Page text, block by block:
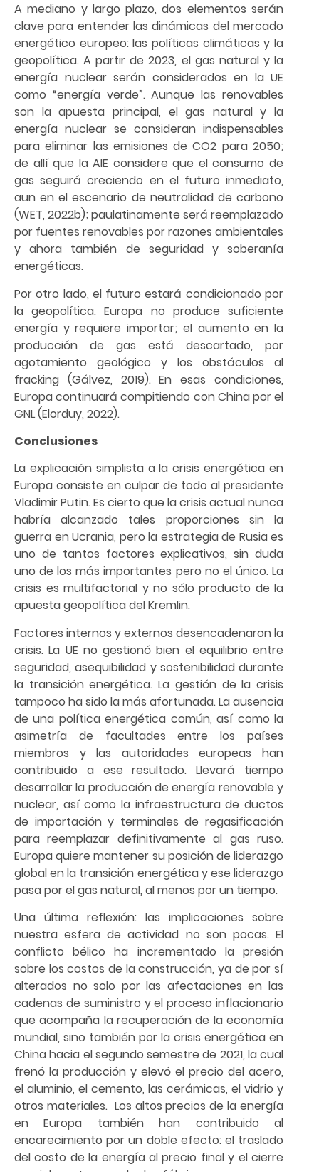
A mediano y largo plazo, dos elementos serán
clave para entender las dinámicas del mercado
energético europeo: las políticas climáticas y la
geopolítica. A partir de 2023, el gas natural y la
energía nuclear serán considerados en la UE
como “energía verde”. Aunque las renovables
son la apuesta principal, el gas natural y la
energía nuclear se consideran indispensables
para eliminar las emisiones de CO2 para 2050;
de allí que la AIE considere que el consumo de
gas seguirá creciendo en el futuro inmediato,
aun en el escenario de neutralidad de carbono
(WET, 2022b); paulatinamente será reemplazado
por fuentes renovables por razones ambientales
y ahora también de seguridad y soberanía
energéticas.
Por otro lado, el futuro estará condicionado por
la geopolítica. Europa no produce suficiente
energía y requiere importar; el aumento en la
producción de gas está descartado, por
agotamiento geológico y los obstáculos al
fracking (Gálvez, 2019). En esas condiciones,
Europa continuará compitiendo con China por el
GNL (Elorduy, 2022).
Conclusiones
La explicación simplista a la crisis energética en
Europa consiste en culpar de todo al presidente
Vladimir Putin. Es cierto que la crisis actual nunca
habría alcanzado tales proporciones sin la
guerra en Ucrania, pero la estrategia de Rusia es
uno de tantos factores explicativos, sin duda
uno de los más importantes pero no el único. La
crisis es multifactorial y no sólo producto de la
apuesta geopolítica del Kremlin.
Factores internos y externos desencadenaron la
crisis. La UE no gestionó bien el equilibrio entre
seguridad, asequibilidad y sostenibilidad durante
la transición energética. La gestión de la crisis
tampoco ha sido la más afortunada. La ausencia
de una política energética común, así como la
asimetría de facultades entre los países
miembros y las autoridades europeas han
contribuido a ese resultado. Llevará tiempo
desarrollar la producción de energía renovable y
nuclear, así como la infraestructura de ductos
de importación y terminales de regasificación
para reemplazar definitivamente al gas ruso.
Europa quiere mantener su posición de liderazgo
global en la transición energética y ese liderazgo
pasa por el gas natural, al menos por un tiempo.
Una última reflexión: las implicaciones sobre
nuestra esfera de actividad no son pocas. El
conflicto bélico ha incrementado la presión
sobre los costos de la construcción, ya de por sí
alterados no solo por las afectaciones en las
cadenas de suministro y el proceso inflacionario
que acompaña la recuperación de la economía
mundial, sino también por la crisis energética en
China hacia el segundo semestre de 2021, la cual
frenó la producción y elevó el precio del acero,
el aluminio, el cemento, las cerámicas, el vidrio y
otros materiales. Los altos precios de la energía
en Europa también han contribuido al
encarecimiento por un doble efecto: el traslado
del costo de la energía al precio final y el cierre